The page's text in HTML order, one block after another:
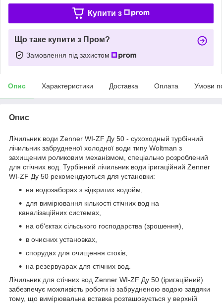
Купити з
Що таке купити з Пром?
Замовлення під захистом
Опис Характеристики Доставка Оплата Умови
Опис
Лічильник води Zenner WI-ZF Ду 50 - сухоходный турбінний
лічильник забрудненої холодної води типу Woltman з
захищеним роликовим механізмом, спеціально розроблений
для стічних вод. Турбінний лічильник води іригаційний Zenner
WI-ZF Ду 50 рекомендуються для установки:
на водозаборах з відкритих водойм,
для вимірювання кількості стічних вод на
каналізаційних системах,
на об'єктах сільського господарства (зрошення),
в очисних установках,
спорудах для очищення стоків,
на резервуарах для стічних вод.
Лічильник для стічних вод Zenner WI-ZF Ду 50 (іригаційний)
забезпечує можливість роботи із забрудненою водою завдяки
тому, що вимірювальна вставка розташовується у верхній